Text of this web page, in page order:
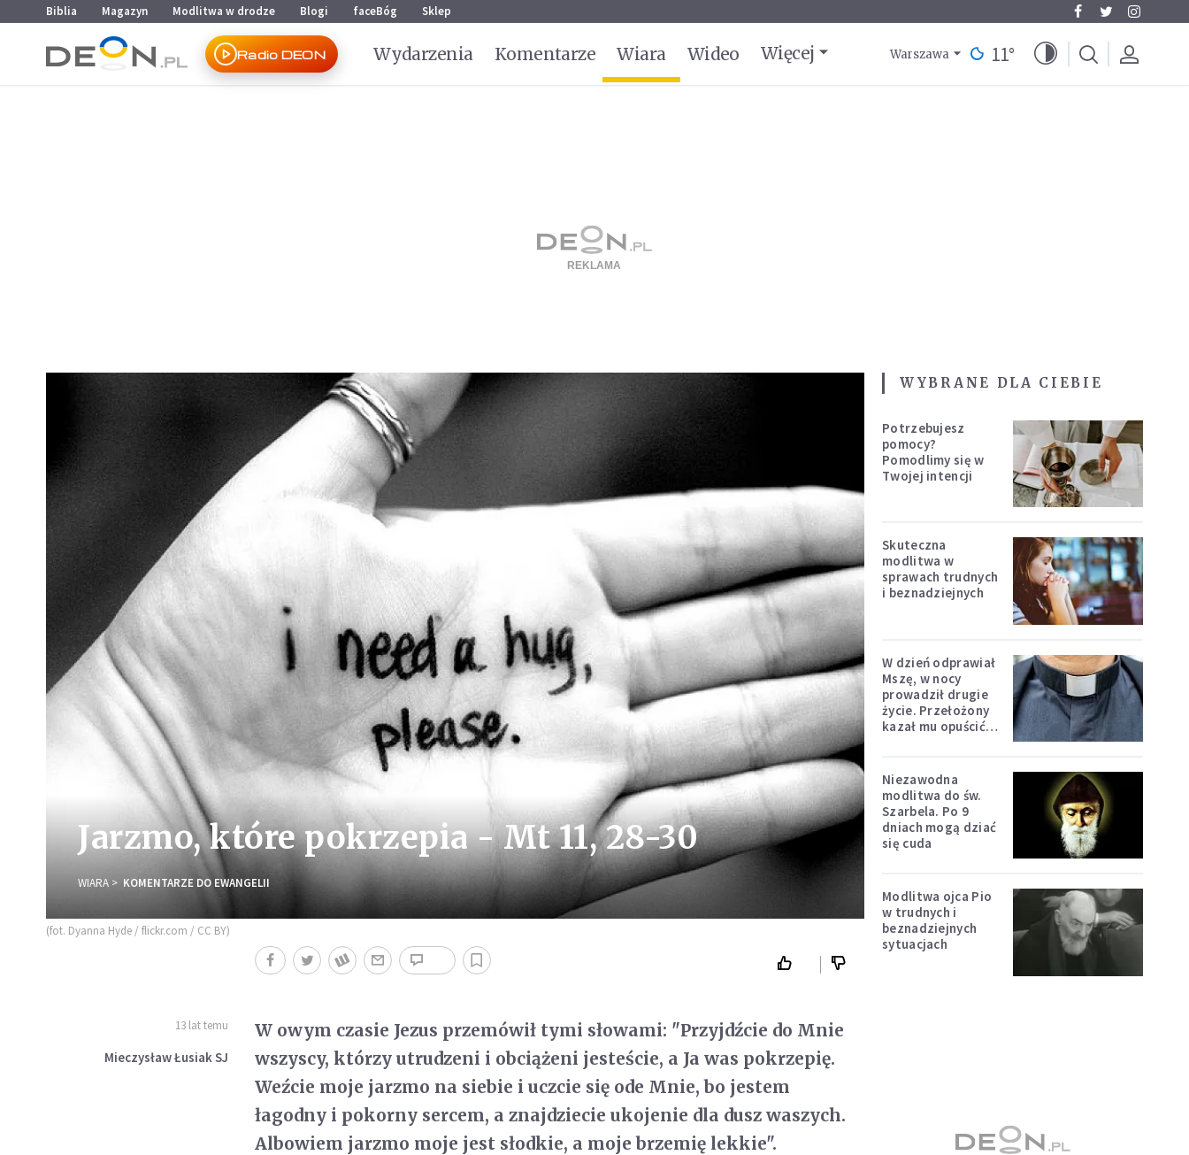
Przejdź do menu głównego
Przejdź do treści
Biblia Magazyn Modlitwa w drodze Blogi faceBóg Sklep
Radio DEON Wydarzenia Komentarze Wiara Wideo Więcej Warszawa 11°
Jarzmo, które pokrzepia - Mt 11, 28-30
WIARA KOMENTARZE DO EWANGELII
(fot. Dyanna Hyde / flickr.com / CC BY)
13 lat temu
Mieczysław Łusiak SJ
W owym czasie Jezus przemówił tymi słowami: "Przyjdźcie do Mnie
wszyscy, którzy utrudzeni i obciążeni jesteście, a Ja was pokrzepię.
Weźcie moje jarzmo na siebie i uczcie się ode Mnie, bo jestem
łagodny i pokorny sercem, a znajdziecie ukojenie dla dusz waszych.
Albowiem jarzmo moje jest słodkie, a moje brzemię lekkie".
WYBRANE DLA CIEBIE
Potrzebujesz
pomocy?
Pomodlimy się w
Twojej intencji
Skuteczna
modlitwa w
sprawach trudnych
i beznadziejnych
W dzień odprawiał
Mszę, w nocy
prowadził drugie
życie. Przełożony
kazał mu opuścić
Niezawodna
modlitwa do św.
Szarbela. Po 9
dniach mogą dziać
się cuda
Modlitwa ojca Pio
w trudnych i
beznadziejnych
sytuacjach